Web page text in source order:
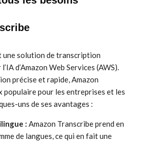
une solution de transcription
d’Amazon Web Services (AWS).
précise et rapide, Amazon
populaire pour les entreprises et les
uns de ses avantages :
: Amazon Transcribe prend en
de langues, ce qui en fait une